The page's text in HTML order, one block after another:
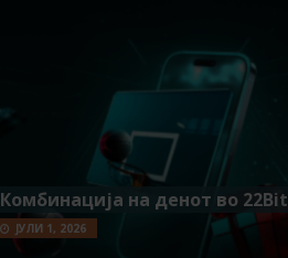
Комбинација на денот во 22Bit
ЈУЛИ 1, 2026